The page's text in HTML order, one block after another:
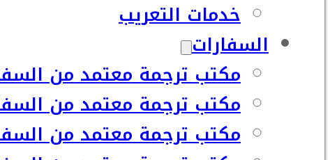
خدمات التعريب
السفارات
مكتب ترجمة معتمد من
مكتب ترجمة معتمد من
مكتب ترجمة معتمد من